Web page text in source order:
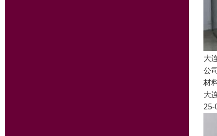
大
公
材
大
25-